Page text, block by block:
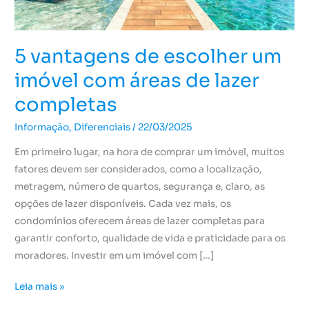
5 vantagens de escolher um
imóvel com áreas de lazer
completas
Informação, Diferenciais/ 22/03/2025
Em primeiro lugar, na hora de comprar um imóvel, muitos
fatores devem ser considerados, como a localização,
metragem, número de quartos, segurança e, claro, as
opções de lazer disponíveis. Cada vez mais, os
condomínios oferecem áreas de lazer completas para
garantir conforto, qualidade de vida e praticidade para os
moradores. Investir em um imóvel com […]
de
completas
Leia mais »